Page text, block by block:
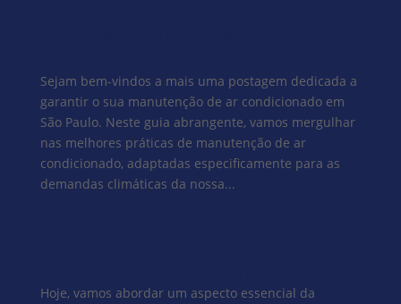
Sejam bem-vindos a mais uma postagem dedicada a
garantir o sua manutenção de ar condicionado em
São Paulo. Neste guia abrangente, vamos mergulhar
nas melhores práticas de manutenção de ar
condicionado, adaptadas especificamente para as
demandas climáticas da nossa...
Hoje, vamos abordar um aspecto essencial da